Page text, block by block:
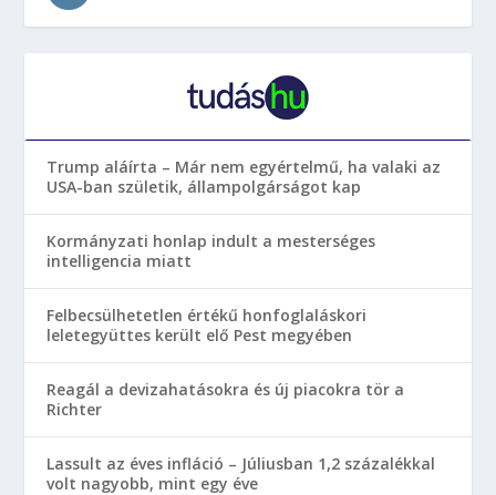
Trump aláírta – Már nem egyértelmű, ha valaki az
USA-ban születik, állampolgárságot kap
Kormányzati honlap indult a mesterséges
intelligencia miatt
Felbecsülhetetlen értékű honfoglaláskori
leletegyüttes került elő Pest megyében
Reagál a devizahatásokra és új piacokra tör a
Richter
Lassult az éves infláció – Júliusban 1,2 százalékkal
volt nagyobb, mint egy éve